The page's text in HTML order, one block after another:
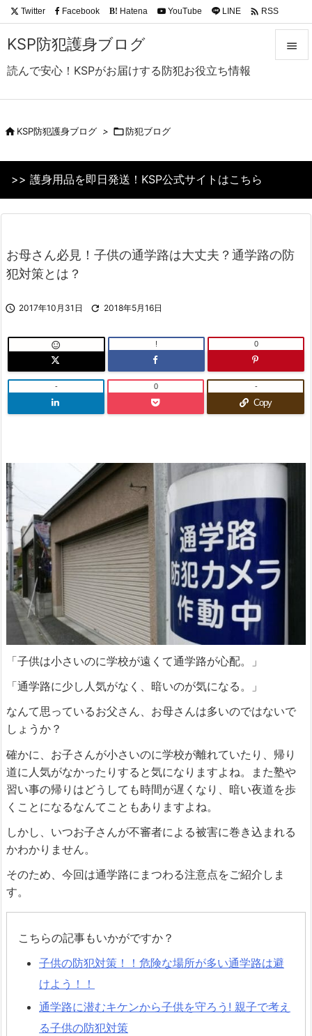
KSP防犯護身ブログ
読んで安心！KSPがお届けする防犯お役立ち情報

前へ
次へ
Twitter Facebook B! Hatena YouTube LINE  RSS
KSP防犯護身ブログ > 防犯ブログ
>> 護身用品を即日発送！KSP公式サイトはこちら
お母さん必見！子供の通学路は大丈夫？通学路の防
犯対策とは？
 2017年10月31日  2018年5月16日
 ! 0
- 0
Copy
-
「子供は小さいのに学校が遠くて通学路が心配。」
「通学路に少し人気がなく、暗いのが気になる。」
なんて思っているお父さん、お母さんは多いのではないで
しょうか？
確かに、お子さんが小さいのに学校が離れていたり、帰り
道に人気がなかったりすると気になりますよね。また塾や
習い事の帰りはどうしても時間が遅くなり、暗い夜道を歩
くことになるなんてこともありますよね。
しかし、いつお子さんが不審者による被害に巻き込まれる
かわかりません。
そのため、今回は通学路にまつわる注意点をご紹介しま
す。
こちらの記事もいかがですか？
子供の防犯対策！！危険な場所が多い通学路は避
けよう！！
通学路に潜むキケンから子供を守ろう! 親子で考え
る子供の防犯対策